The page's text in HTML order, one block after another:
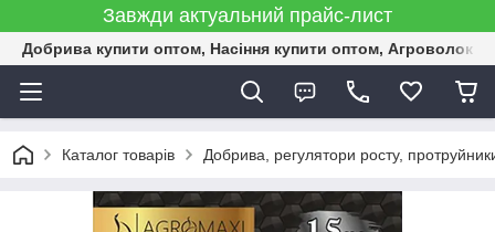
Завжди актуальний прайс-лист
Добрива купити оптом, Насіння купити оптом,
Каталог товарів Добрива, регулятори росту,